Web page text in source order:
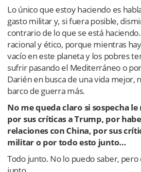
Lo único que estoy haciendo es
gasto militar y, si fuera posible,
contrario de lo que se está
racional y ético, porque mientras
vacío en este planeta y los pobres
sufrir pasando el Mediterráneo o
Darién en busca de una vida mejor,
barco de guerra más.
No me queda claro si sospecha
por sus críticas a Trump, por
relaciones con China, por sus
militar o por todo esto junto…
Todo junto. No lo puedo saber,